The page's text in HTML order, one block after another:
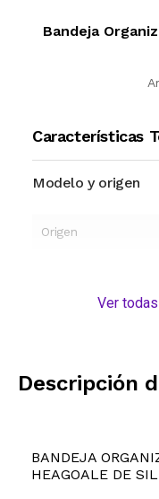
Bandeja
Características
Modelo y origen
Origen
Ver
Descripción
BANDEJA
HEAGOALE DE